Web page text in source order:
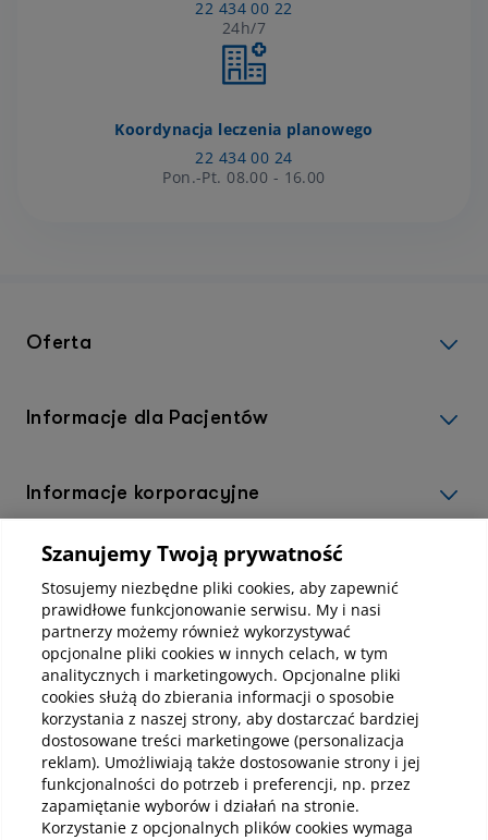
22 434 00 22
24h/7
Koordynacja leczenia planowego
22 434 00 24
Pon.-Pt. 08.00 - 16.00
Oferta
Informacje dla Pacjentów
Informacje korporacyjne
Kup abonamenty online
Kup online
Pobierz aplikację mobilną
Szanujemy Twoją prywatność
Stosujemy niezbędne pliki cookies, aby zapewnić
prawidłowe funkcjonowanie serwisu. My i nasi
partnerzy możemy również wykorzystywać
opcjonalne pliki cookies w innych celach, w tym
analitycznych i marketingowych. Opcjonalne pliki
cookies służą do zbierania informacji o sposobie
korzystania z naszej strony, aby dostarczać bardziej
dostosowane treści marketingowe (personalizacja
reklam). Umożliwiają także dostosowanie strony i jej
funkcjonalności do potrzeb i preferencji, np. przez
zapamiętanie wyborów i działań na stronie.
Korzystanie z opcjonalnych plików cookies wymaga